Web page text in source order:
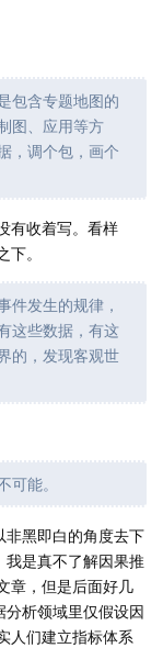
包含专题地图的
图、应用等方
，调个包，画个
有收着写。看样
。
件发生的规律，
这些数据，有这
的，发现客观世
能。
非黑即白的角度去下
我是真不了解因果推
章，但是后面好几
分析领域里仅假设因
人们建立指标体系